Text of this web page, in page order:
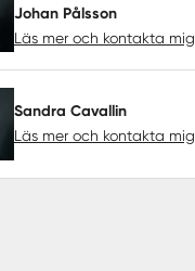
Johan Pålsson
Läs mer och kontakta mig
Sandra Cavallin
Läs mer och kontakta mig